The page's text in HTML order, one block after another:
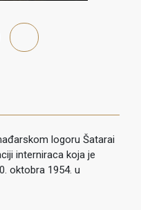
logoru Šatarai
interniraca koja je
oktobra 1954. u